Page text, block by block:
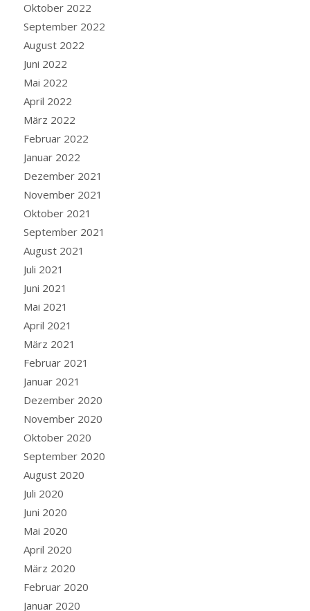
Oktober 2022
September 2022
August 2022
Juni 2022
Mai 2022
April 2022
März 2022
Februar 2022
Januar 2022
Dezember 2021
November 2021
Oktober 2021
September 2021
August 2021
Juli 2021
Juni 2021
Mai 2021
April 2021
März 2021
Februar 2021
Januar 2021
Dezember 2020
November 2020
Oktober 2020
September 2020
August 2020
Juli 2020
Juni 2020
Mai 2020
April 2020
März 2020
Februar 2020
Januar 2020